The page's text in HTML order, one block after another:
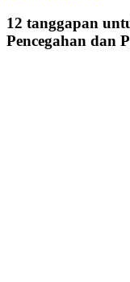
12 tanggapan
Pencegahan dan